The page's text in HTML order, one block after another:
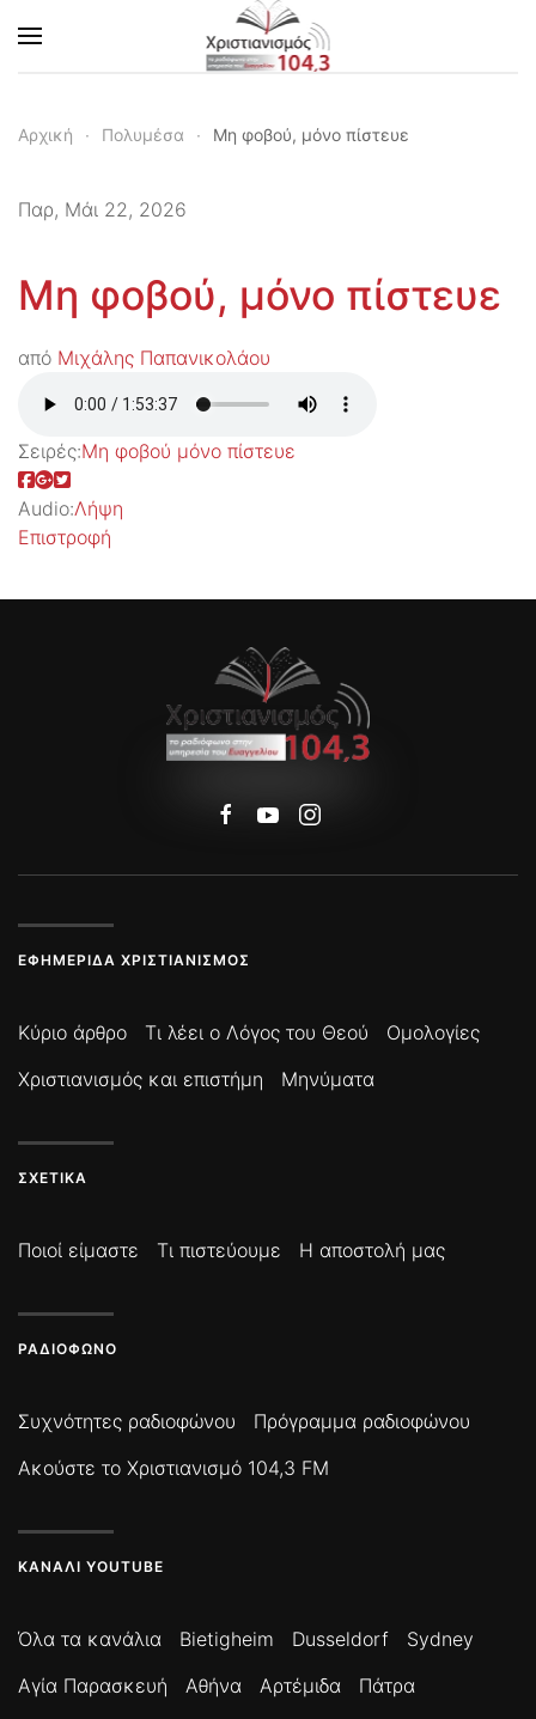
Skip to main content
Αρχική Πολυμέσα Μη φοβού, μόνο πίστευε
Παρ, Μάι 22, 2026
Μη φοβού, μόνο πίστευε
από Μιχάλης Παπανικολάου
Σειρές:Μη φοβού μόνο πίστευε
Audio:Λήψη
Επιστροφή
ΕΦΗΜΕΡΊΔΑ ΧΡΙΣΤΙΑΝΙΣΜΌΣ
Κύριο άρθρο Τι λέει ο Λόγος του Θεού
Ομολογίες
Χριστιανισμός και επιστήμη
Μηνύματα
ΣΧΕΤΙΚΆ
Ποιοί είμαστε Τι πιστεύουμε Η αποστολή μας
ΡΑΔΙΌΦΩΝΟ
Συχνότητες ραδιοφώνου
Πρόγραμμα ραδιοφώνου
Ακούστε το Χριστιανισμό 104,3 FM
ΚΑΝΆΛΙ YOUTUBE
Όλα τα κανάλια Bietigheim Dusseldorf
Sydney
Αγία Παρασκευή
Αθήνα Αρτέμιδα
Πάτρα